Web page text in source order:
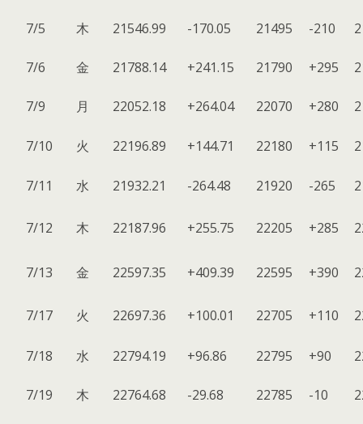
7/5 木 21546.99 -170.05 21495 -210
7/6 金 21788.14 +241.15 21790 +295
7/9 月 22052.18 +264.04 22070 +280
7/10 火 22196.89 +144.71 22180 +115
7/11 水 21932.21 -264.48 21920 -265
7/12 木 22187.96 +255.75 22205 +285
7/13 金 22597.35 +409.39 22595 +390
7/17 火 22697.36 +100.01 22705 +110
7/18 水 22794.19 +96.86 22795 +90
7/19 木 22764.68 -29.68 22785 -10